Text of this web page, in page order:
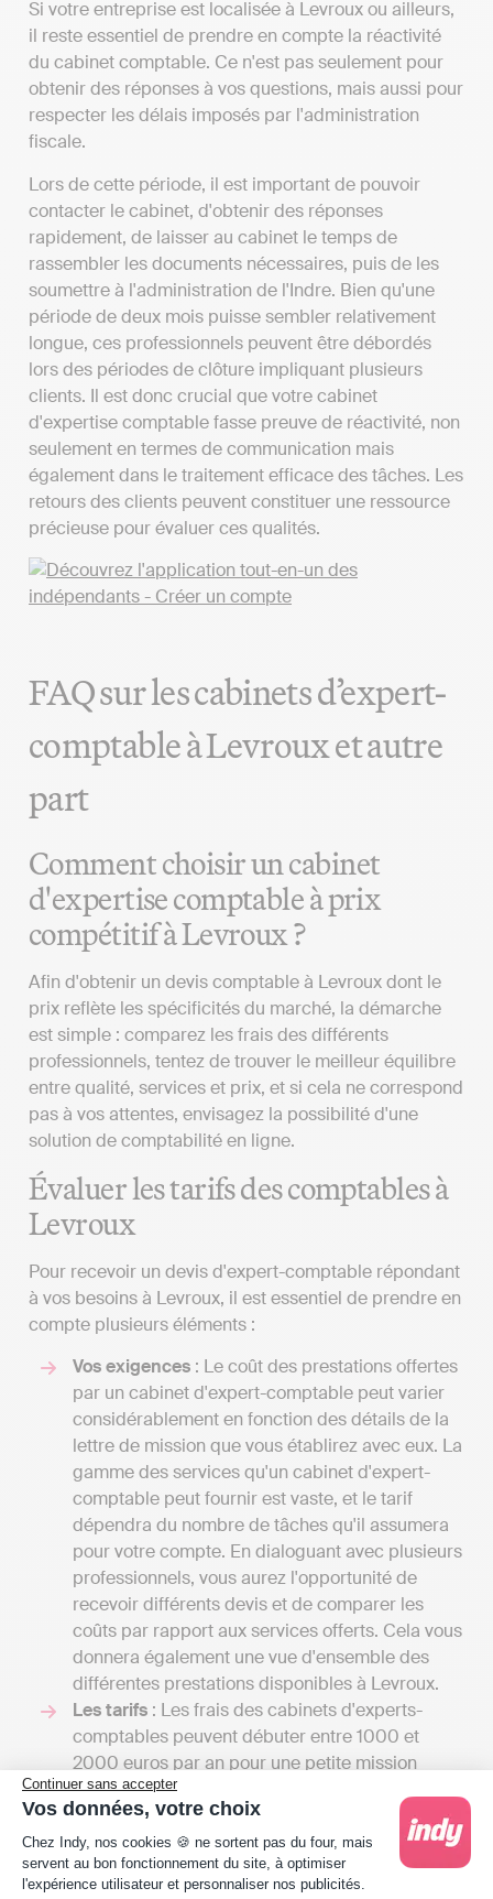
Continuer sans accepter
Vos données, votre choix
Plateforme de Gestion du Consentement :
Chez Indy, nos cookies 🍪 ne sortent pas du four, mais
servent au bon fonctionnement du site, à optimiser
l'expérience utilisateur et personnaliser nos publicités.
Si votre entreprise est localisée à Levroux ou ailleurs,
il reste essentiel de prendre en compte la réactivité
du cabinet comptable. Ce n'est pas seulement pour
obtenir des réponses à vos questions, mais aussi pour
respecter les délais imposés par l'administration
fiscale.
Lors de cette période, il est important de pouvoir
contacter le cabinet, d'obtenir des réponses
rapidement, de laisser au cabinet le temps de
rassembler les documents nécessaires, puis de les
soumettre à l'administration de l'Indre. Bien qu'une
période de deux mois puisse sembler relativement
longue, ces professionnels peuvent être débordés
lors des périodes de clôture impliquant plusieurs
clients. Il est donc crucial que votre cabinet
d'expertise comptable fasse preuve de réactivité, non
seulement en termes de communication mais
également dans le traitement efficace des tâches. Les
retours des clients peuvent constituer une ressource
précieuse pour évaluer ces qualités.
FAQ sur les cabinets d’expert-
comptable à Levroux et autre
part
Comment choisir un cabinet
d'expertise comptable à prix
compétitif à Levroux ?
Afin d'obtenir un devis comptable à Levroux dont le
prix reflète les spécificités du marché, la démarche
est simple : comparez les frais des différents
professionnels, tentez de trouver le meilleur équilibre
entre qualité, services et prix, et si cela ne correspond
pas à vos attentes, envisagez la possibilité d'une
solution de comptabilité en ligne.
Évaluer les tarifs des comptables à
Levroux
Pour recevoir un devis d'expert-comptable répondant
à vos besoins à Levroux, il est essentiel de prendre en
compte plusieurs éléments :
Vos exigences : Le coût des prestations offertes
par un cabinet d'expert-comptable peut varier
considérablement en fonction des détails de la
lettre de mission que vous établirez avec eux. La
gamme des services qu'un cabinet d'expert-
comptable peut fournir est vaste, et le tarif
dépendra du nombre de tâches qu'il assumera
pour votre compte. En dialoguant avec plusieurs
professionnels, vous aurez l'opportunité de
recevoir différents devis et de comparer les
coûts par rapport aux services offerts. Cela vous
donnera également une vue d'ensemble des
différentes prestations disponibles à Levroux.
Les tarifs : Les frais des cabinets d'experts-
comptables peuvent débuter entre 1000 et
2000 euros par an pour une petite mission
confiée à un comptable indépendant et
atteindre plusieurs milliers d'euros si votre
entreprise nécessite une comptabilité plus
complexe, incluant la gestion de la paie ou